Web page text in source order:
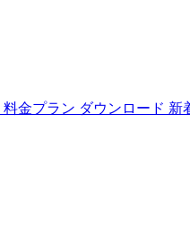
料金プラン ダウンロード 新